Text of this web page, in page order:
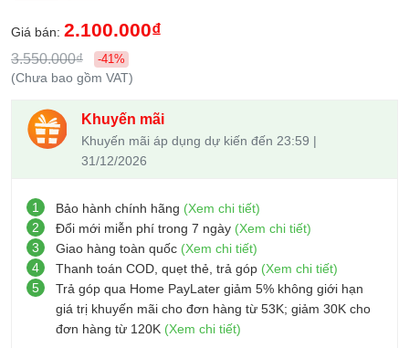
Giá bán: 2.100.000₫
3.550.000₫ -41%
(Chưa bao gồm VAT)
Khuyến mãi
Khuyến mãi áp dụng dự kiến đến 23:59 |
31/12/2026
1 Bảo hành chính hãng (Xem chi tiết)
2
Đổi mới miễn phí trong 7 ngày (Xem chi tiết)
3
Giao hàng toàn quốc (Xem chi tiết)
4
Thanh toán COD, quẹt thẻ, trả góp (Xem chi tiết)
5
Trả góp qua Home PayLater giảm 5% không giới hạn
giá trị khuyến mãi cho đơn hàng từ 53K; giảm 30K cho
đơn hàng từ 120K (Xem chi tiết)